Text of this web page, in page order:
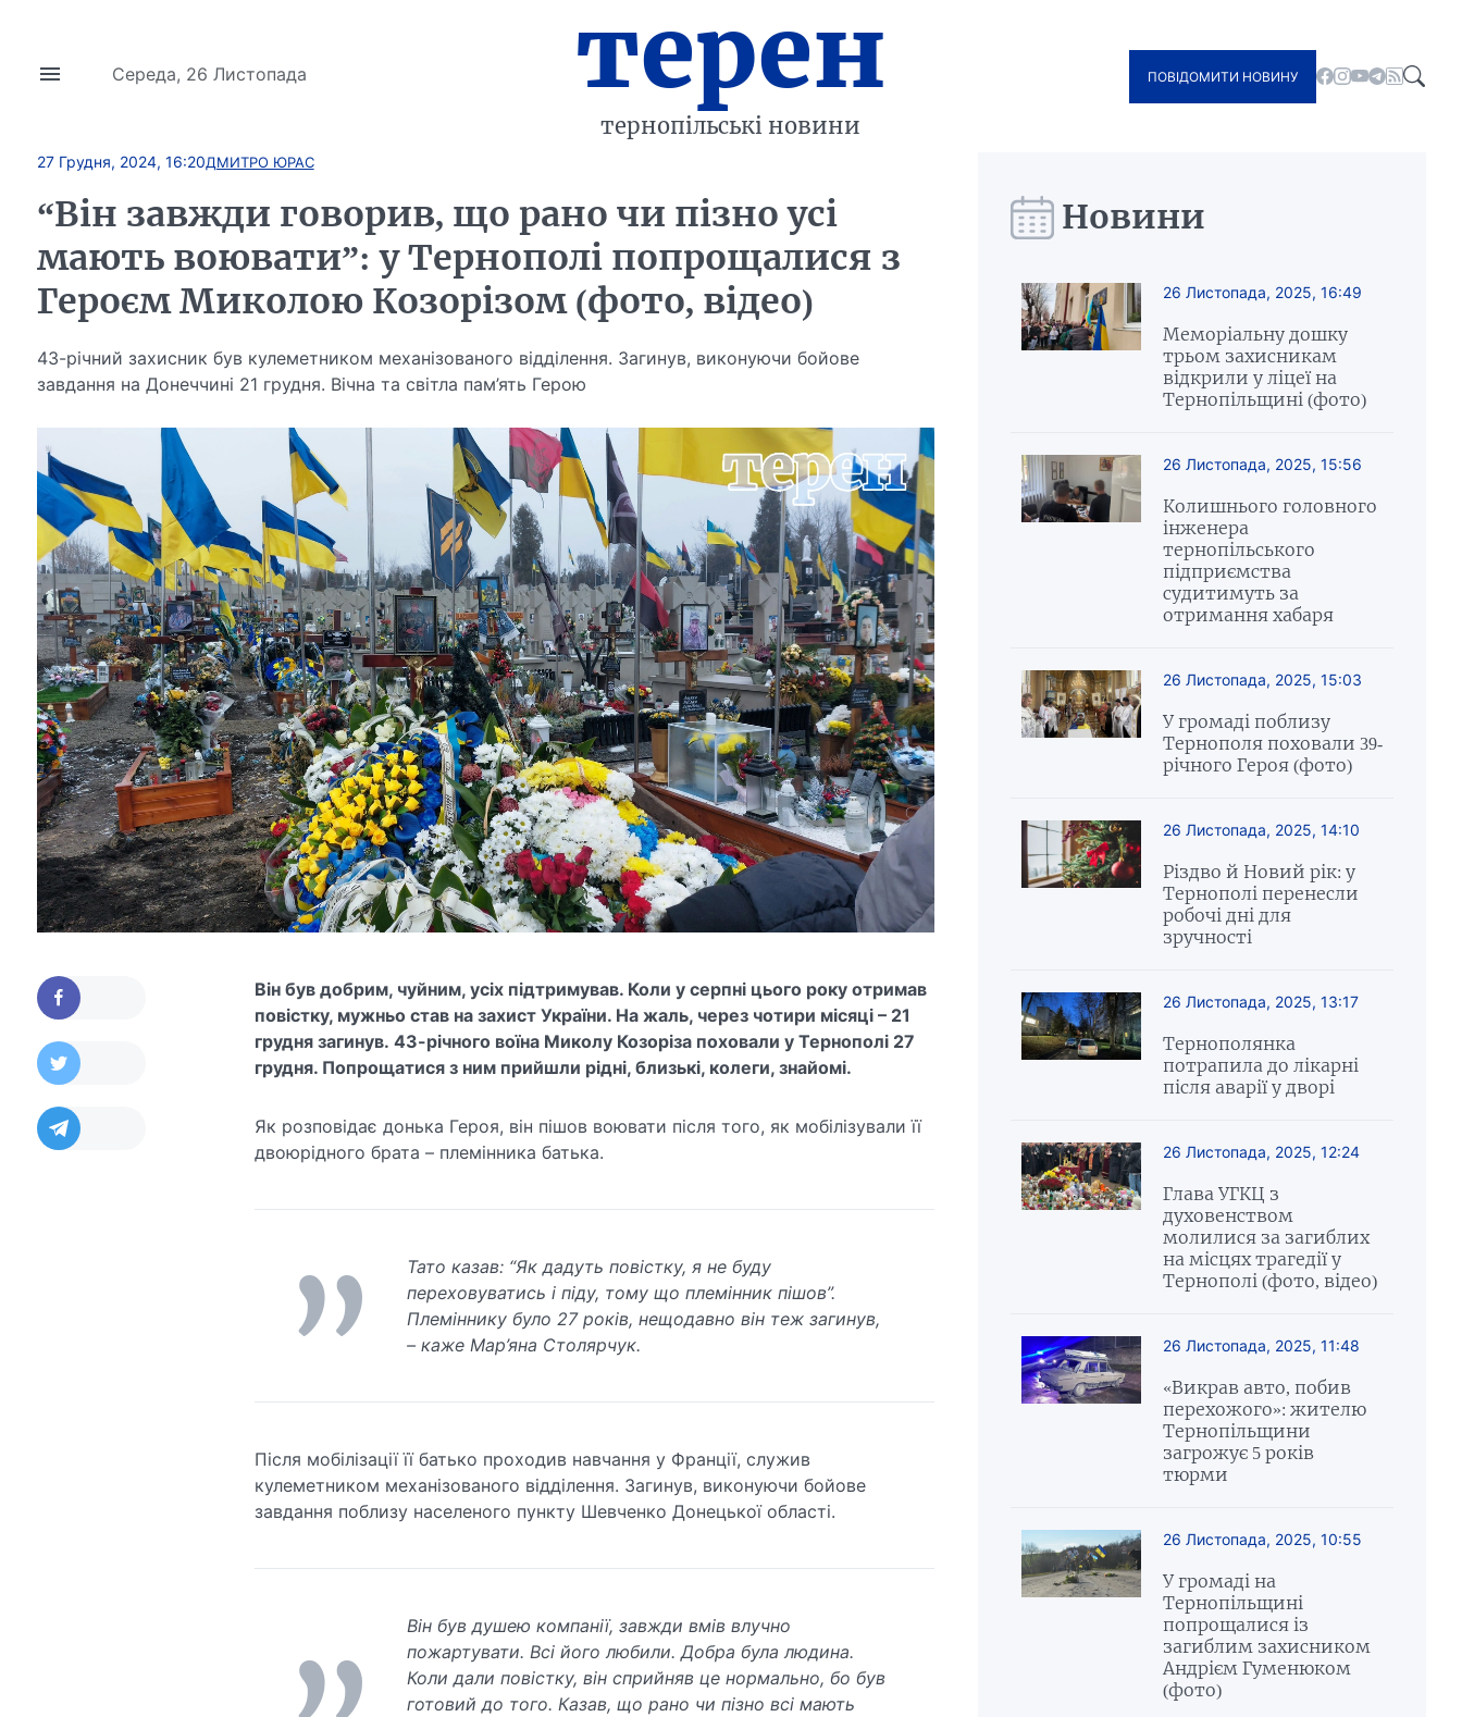
Середа, 26 Листопада терен
тернопільські новини
ПОВІДОМИТИ НОВИНУ
27 Грудня, 2024, 16:20ДМИТРО ЮРАС
“Він завжди говорив, що рано чи пізно усі
мають воювати”: у Тернополі попрощалися з
Героєм Миколою Козорізом (фото, відео)
43-річний захисник був кулеметником механізованого відділення. Загинув, виконуючи бойове
завдання на Донеччині 21 грудня. Вічна та світла пам’ять Герою
Він був добрим, чуйним, усіх підтримував. Коли у серпні цього року отримав
повістку, мужньо став на захист України. На жаль, через чотири місяці – 21
грудня загинув. 43-річного воїна Миколу Козоріза поховали у Тернополі 27
грудня. Попрощатися з ним прийшли рідні, близькі, колеги, знайомі.
Як розповідає донька Героя, він пішов воювати після того, як мобілізували її
двоюрідного брата – племінника батька.
Тато казав: “Як дадуть повістку, я не буду
переховуватись і піду, тому що племінник пішов”.
Племіннику було 27 років, нещодавно він теж загинув,
– каже Мар’яна Столярчук.
Після мобілізації її батько проходив навчання у Франції, служив
кулеметником механізованого відділення. Загинув, виконуючи бойове
завдання поблизу населеного пункту Шевченко Донецької області.
Він був душею компанії, завжди вмів влучно
пожартувати. Всі його любили. Добра була людина.
Коли дали повістку, він сприйняв це нормально, бо був
готовий до того. Казав, що рано чи пізно всі мають
Новини
26 Листопада, 2025, 16:49
Меморіальну дошку
трьом захисникам
відкрили у ліцеї на
Тернопільщині (фото)
26 Листопада, 2025, 15:56
Колишнього головного
інженера
тернопільського
підприємства
судитимуть за
отримання хабаря
26 Листопада, 2025, 15:03
У громаді поблизу
Тернополя поховали 39-
річного Героя (фото)
26 Листопада, 2025, 14:10
Різдво й Новий рік: у
Тернополі перенесли
робочі дні для
зручності
26 Листопада, 2025, 13:17
Тернополянка
потрапила до лікарні
після аварії у дворі
26 Листопада, 2025, 12:24
Глава УГКЦ з
духовенством
молилися за загиблих
на місцях трагедії у
Тернополі (фото, відео)
26 Листопада, 2025, 11:48
«Викрав авто, побив
перехожого»: жителю
Тернопільщини
загрожує 5 років
тюрми
26 Листопада, 2025, 10:55
У громаді на
Тернопільщині
попрощалися із
загиблим захисником
Андрієм Гуменюком
(фото)